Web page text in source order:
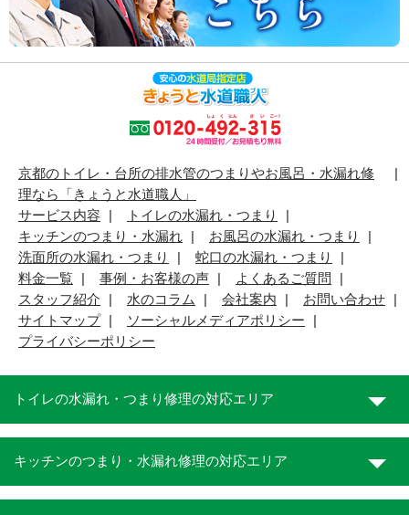
京都のトイレ・台所の排水管のつまりやお風呂・水漏れ修
理なら「きょうと水道職人」
サービス内容
トイレの水漏れ・つまり
キッチンのつまり・水漏れ
お風呂の水漏れ・つまり
洗面所の水漏れ・つまり
蛇口の水漏れ・つまり
料金一覧
事例・お客様の声
よくあるご質問
スタッフ紹介
水のコラム 会社案内
お問い合わせ
サイトマップ
ソーシャルメディアポリシー
プライバシーポリシー
トイレの水漏れ・つまり修理の対応エリア
キッチンのつまり・水漏れ修理の対応エリア